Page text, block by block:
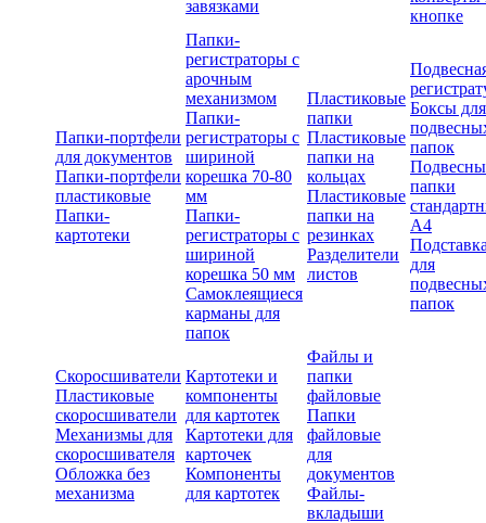
завязками
кнопке
Папки-портфели
для документов
Папки-портфели
пластиковые
Папки-
картотеки
Папки-
регистраторы с
арочным
механизмом
Папки-
регистраторы с
шириной
корешка 70-80
мм
Папки-
регистраторы с
шириной
корешка 50 мм
Самоклеящиеся
карманы для
папок
Пластиковые
папки
Пластиковые
папки на
кольцах
Пластиковые
папки на
резинках
Разделители
листов
Боксы для
папок
папки
А4
для
папок
Скоросшиватели
Пластиковые
скоросшиватели
Механизмы для
скоросшивателя
Обложка без
механизма
Картотеки и
компоненты
для картотек
Картотеки для
карточек
Компоненты
для картотек
Файлы и
папки
файловые
Папки
файловые
для
документов
Файлы-
вкладыши